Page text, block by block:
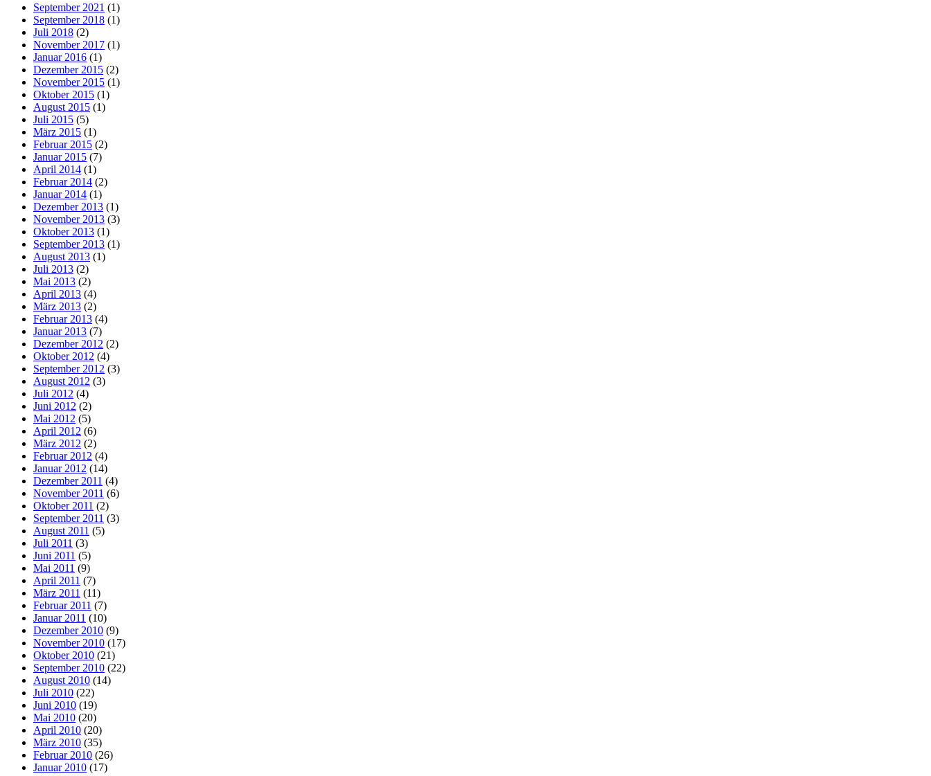
September 2021 (1)
September 2018 (1)
Juli 2018 (2)
November 2017 (1)
Januar 2016 (1)
Dezember 2015 (2)
November 2015 (1)
Oktober 2015 (1)
August 2015 (1)
Juli 2015 (5)
März 2015 (1)
Februar 2015 (2)
Januar 2015 (7)
April 2014 (1)
Februar 2014 (2)
Januar 2014 (1)
Dezember 2013 (1)
November 2013 (3)
Oktober 2013 (1)
September 2013 (1)
August 2013 (1)
Juli 2013 (2)
Mai 2013 (2)
April 2013 (4)
März 2013 (2)
Februar 2013 (4)
Januar 2013 (7)
Dezember 2012 (2)
Oktober 2012 (4)
September 2012 (3)
August 2012 (3)
Juli 2012 (4)
Juni 2012 (2)
Mai 2012 (5)
April 2012 (6)
März 2012 (2)
Februar 2012 (4)
Januar 2012 (14)
Dezember 2011 (4)
November 2011 (6)
Oktober 2011 (2)
September 2011 (3)
August 2011 (5)
Juli 2011 (3)
Juni 2011 (5)
Mai 2011 (9)
April 2011 (7)
März 2011 (11)
Februar 2011 (7)
Januar 2011 (10)
Dezember 2010 (9)
November 2010 (17)
Oktober 2010 (21)
September 2010 (22)
August 2010 (14)
Juli 2010 (22)
Juni 2010 (19)
Mai 2010 (20)
April 2010 (20)
März 2010 (35)
Februar 2010 (26)
Januar 2010 (17)